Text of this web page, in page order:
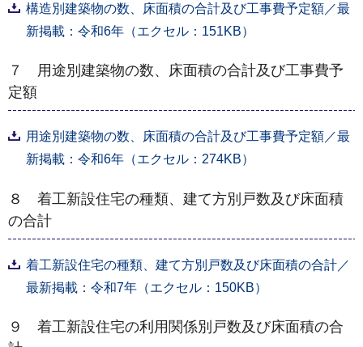
構造別建築物の数、床面積の合計及び工事費予定額／最
新掲載：令和6年（エクセル：151KB）
７ 用途別建築物の数、床面積の合計及び工事費予
定額
用途別建築物の数、床面積の合計及び工事費予定額／最
新掲載：令和6年（エクセル：274KB）
８ 着工新設住宅の種類、建て方別戸数及び床面積
の合計
着工新設住宅の種類、建て方別戸数及び床面積の合計／
最新掲載：令和7年（エクセル：150KB）
９ 着工新設住宅の利用関係別戸数及び床面積の合